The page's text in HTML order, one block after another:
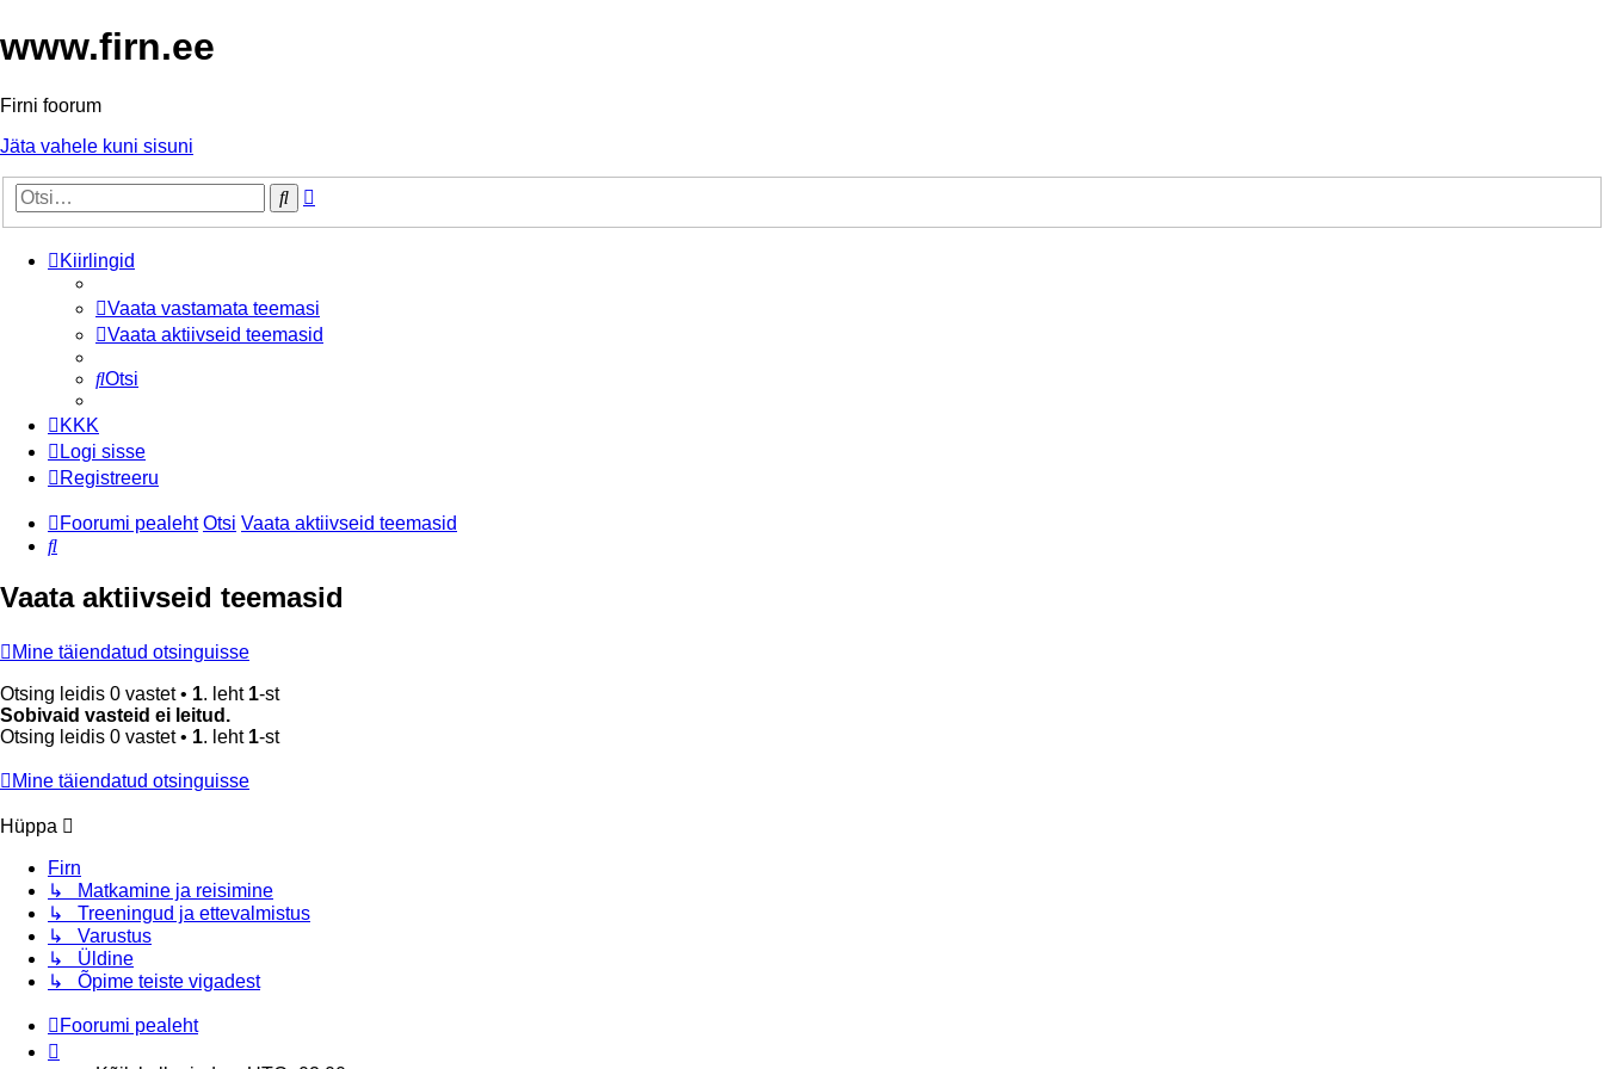
www.firn.ee
Firni foorum
Jäta vahele kuni sisuni
Otsi
Kiirlingid
Vaata vastamata teemasi
Vaata aktiivseid teemasid
Otsi
KKK
Logi sisse
Registreeru
Foorumi pealeht Otsi Vaata aktiivseid teemasid
Otsi
Vaata aktiivseid teemasid
Mine täiendatud otsinguisse
Otsing leidis 0 vastet • 1. leht 1-st
Sobivaid vasteid ei leitud.
Otsing leidis 0 vastet • 1. leht 1-st
Mine täiendatud otsinguisse
Hüppa
Firn
↳ Matkamine ja reisimine
↳ Treeningud ja ettevalmistus
↳ Varustus
↳ Üldine
↳ Õpime teiste vigadest
Foorumi pealeht